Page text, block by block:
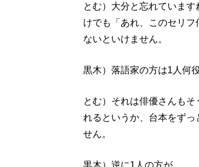
とむ）大分と忘れていま
けでも「あれ、このセリ
ないといけません。
黒木）落語家の方は1人何
とむ）それは俳優さんも
れるというか、台本をず
せん。
黒木）逆に1人の方が。